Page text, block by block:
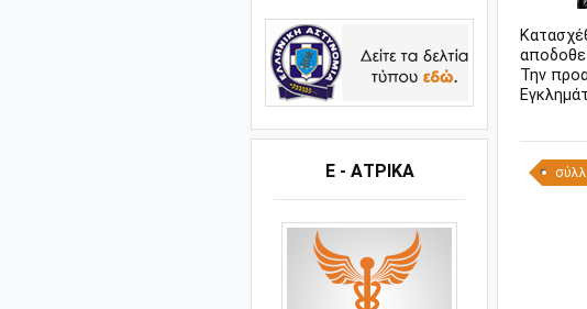
Ε - ΑΤΡΙΚΑ
Την